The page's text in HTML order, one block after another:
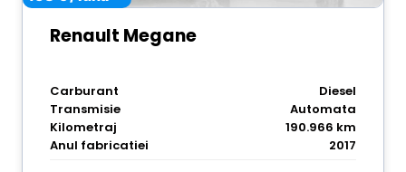
Renault Megane
Carburant
Diesel
Transmisie
Automata
Kilometraj
190.966 km
Anul fabricatiei
2017